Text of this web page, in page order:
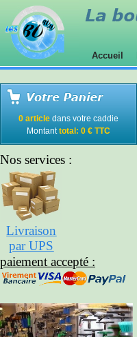
Accueil
0 article dans votre caddie
Montanttotal: 0 € TTC
Nos services :
Livraison
par UPS
paiement accepté :